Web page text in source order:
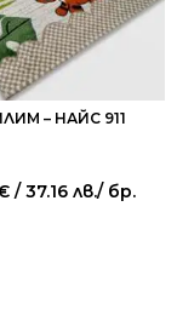
– НАЙС 911
/ 37.16 лв./ бр.